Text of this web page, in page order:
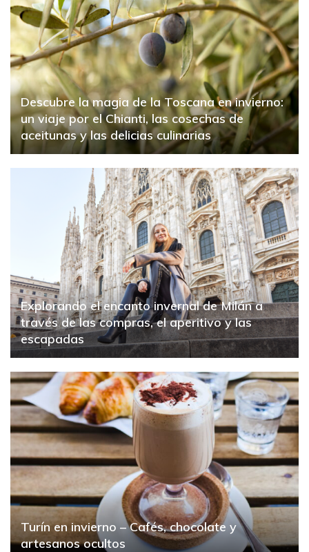
Descubre la magia de la Toscana en invierno:
un viaje por el Chianti, las cosechas de
aceitunas y las delicias culinarias
Explorando el encanto invernal de Milán a
través de las compras, el aperitivo y las
escapadas
Turín en invierno – Cafés, chocolate y
artesanos ocultos